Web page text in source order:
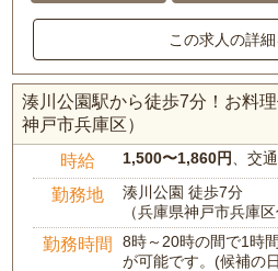
この求人の詳
湊川公園駅から徒歩7分！お料
神戸市兵庫区）
時給 1,500〜1,860円 、交
勤務地
湊川公園 徒歩7分
（兵庫県神戸市兵庫区
勤務時間
8時～20時の間で1時
が可能です。(候補の